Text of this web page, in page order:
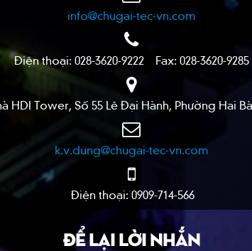
info@chugai-tec-vn.com
Điện thoại: 028-3620-9222 Fax: 028-3620-9285
HDI Tower, Số 55 Lê Đại Hành, Phường Hai
k.v.dung@chugai-tec-vn.com
Điện thoại: 0909-714-566
ĐỂ LẠI LỜI NHẮN